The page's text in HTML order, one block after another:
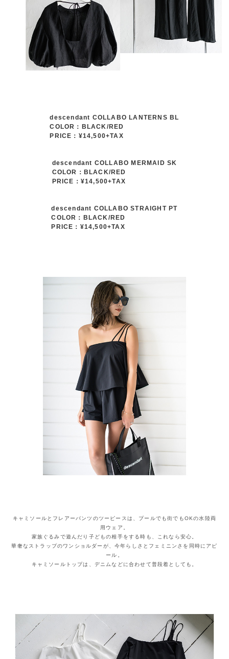
descendant COLLABO LANTERNS BL
COLOR：BLACK/RED
PRICE：¥14,500+TAX
descendant COLLABO MERMAID SK
COLOR：BLACK/RED
PRICE：¥14,500+TAX
descendant COLLABO STRAIGHT PT
COLOR：BLACK/RED
PRICE：¥14,500+TAX
キャミソールとフレアーパンツのツーピースは、プールでも街でもOKの水陸両
用ウェア。
家族ぐるみで遊んだり子どもの相手をする時も、これなら安心。
華奢なストラップのワンショルダーが、今年らしさとフェミニンさを同時にアピ
ール。
キャミソールトップは、デニムなどに合わせて普段着としても。